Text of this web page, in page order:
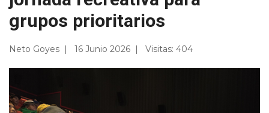
grupos prioritarios
Neto Goyes 16 Junio 2026 Visitas: 404